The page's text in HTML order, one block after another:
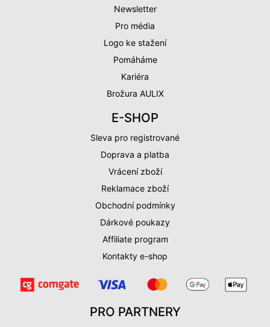
Newsletter
Pro média
Logo ke stažení
Pomáháme
Kariéra
Brožura AULIX
E-SHOP
Sleva pro registrované
Doprava a platba
Vrácení zboží
Reklamace zboží
Obchodní podmínky
Dárkové poukazy
Affiliate program
Kontakty e-shop
PRO PARTNERY